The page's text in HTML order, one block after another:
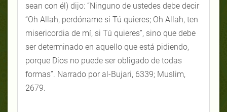
sean con él) dijo: “Ninguno de ustedes debe decir
“Oh Allah, perdóname si Tú quieres; Oh Allah, ten
misericordia de mí, si Tú quieres”, sino que debe
ser determinado en aquello que está pidiendo,
porque Dios no puede ser obligado de todas
formas”. Narrado por al-Bujari, 6339; Muslim,
2679.